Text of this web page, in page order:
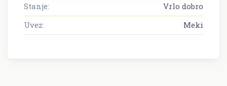
Stanje:
Vrlo dobro
Uvez:
Meki